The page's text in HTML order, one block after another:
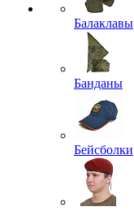
Балаклавы
Банданы
Бейсболки